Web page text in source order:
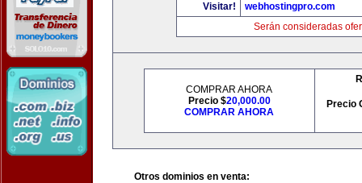
Visitar!
webhostingpro.com
Serán consideradas
COMPRAR AHORA
Precio $20,000.00
COMPRAR AHORA
Precio
Otros dominios en venta: